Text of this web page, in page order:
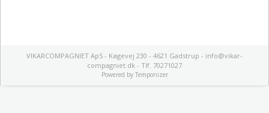
VIKARCOMPAGNIET ApS - Køgevej 230 - 4621 Gadstrup - info@vikar-
compagniet.dk - Tlf. 70271027
Powered by Temponizer